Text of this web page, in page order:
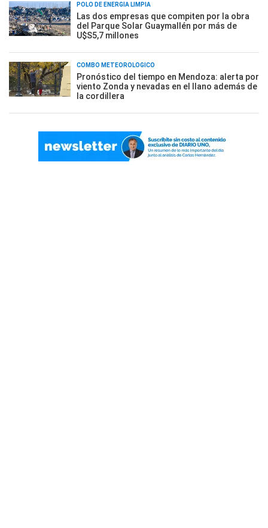
POLO DE ENERGÍA LIMPIA
Las dos empresas que compiten por la obra
del Parque Solar Guaymallén por más de
U$S5,7 millones
COMBO METEOROLÓGICO
Pronóstico del tiempo en Mendoza: alerta por
viento Zonda y nevadas en el llano además de
la cordillera